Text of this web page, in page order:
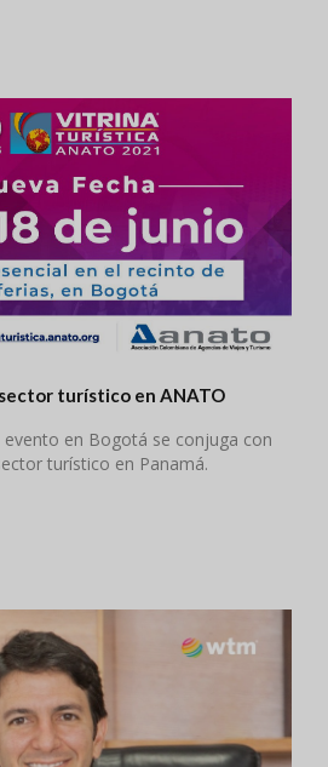
turístico en ANATO
evento en Bogotá se conjuga con
turístico en Panamá.